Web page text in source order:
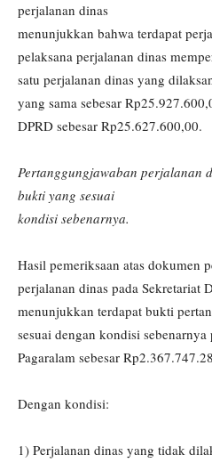
perjalanan dinas
menunjukkan bahwa terdapat
pelaksana perjalanan dinas
satu perjalanan dinas yang
yang sama sebesar
DPRD sebesar Rp25.627.600,00.
Pertanggungjawaban perjalanan
bukti yang sesuai
kondisi sebenarnya.
Hasil pemeriksaan atas dokumen
perjalanan dinas pada Sekretariat
menunjukkan terdapat bukti
sesuai dengan kondisi
Pagaralam sebesar
Dengan kondisi:
1) Perjalanan dinas yang tidak